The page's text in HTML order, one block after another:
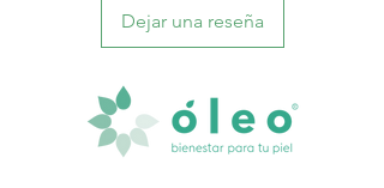
Dejar una reseña